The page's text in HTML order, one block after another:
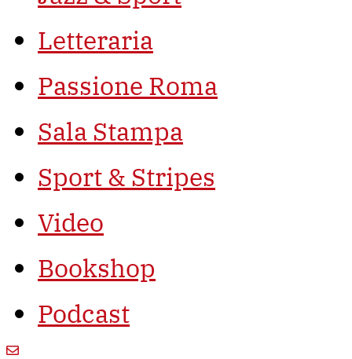
Letteraria
Passione Roma
Sala Stampa
Sport & Stripes
Video
Bookshop
Podcast